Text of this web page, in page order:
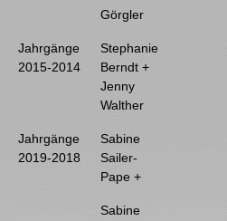
Görgler
Jahrgänge
2015-2014
Stephanie
Berndt +
Jenny
Walther
Jahrgänge
2019-2018
Sabine
Sailer-
Pape +
Sabine